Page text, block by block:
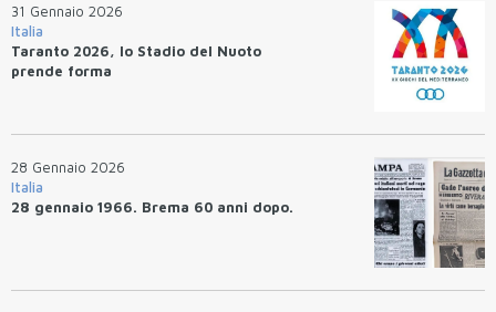
31 Gennaio 2026
Italia
Taranto 2026, lo Stadio del Nuoto
prende forma
28 Gennaio 2026
Italia
28 gennaio 1966. Brema 60 anni dopo.